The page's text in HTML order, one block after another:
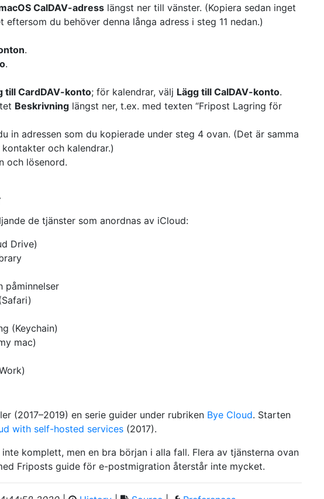
CalDAV-adress längst ner till vänster. (Kopiera sedan inget
eftersom du behöver denna långa adress i steg 11 nedan.)
.
.
till CardDAV-konto; för kalendrar, välj Lägg till CalDAV-konto.
Beskrivning längst ner, t.ex. med texten “Fripost Lagring för
in adressen som du kopierade under steg 4 ovan. (Det är samma
och kalendrar.)
och lösenord.
de tjänster som anordnas av iCloud:
Drive)
påminnelser
(Keychain)
mac)
(2017–2019) en serie guider under rubriken Bye Cloud. Starten
with self-hosted services (2017).
komplett, men en bra början i alla fall. Flera av tjänsterna ovan
Friposts guide för e-postmigration återstår inte mycket.